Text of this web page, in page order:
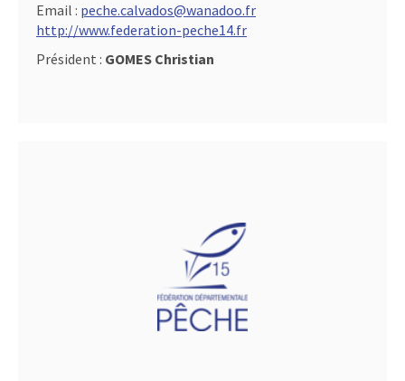
Email : peche.calvados@wanadoo.fr
http://www.federation-peche14.fr
Président : GOMES Christian